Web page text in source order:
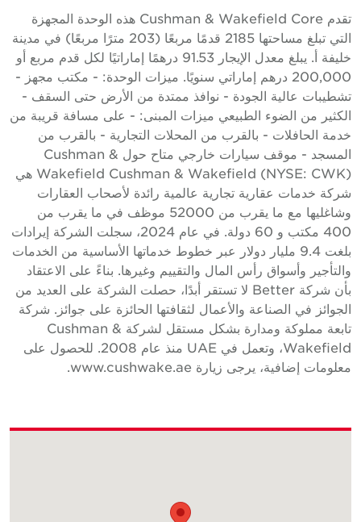
تقدم Cushman & Wakefield Core هذه الوحدة المجهزة
التي تبلغ مساحتها 2185 قدمًا مربعًا (203 مترًا مربعًا) في مدينة
خليفة أ. يبلغ معدل الإيجار 91.53 درهمًا إماراتيًا لكل قدم مربع أو
200,000 درهم إماراتي سنويًا. ميزات الوحدة: - مكتب مجهز -
تشطيبات عالية الجودة - نوافذ ممتدة من الأرض حتى السقف -
الكثير من الضوء الطبيعي ميزات المبنى: - على مسافة قريبة من
خدمة الحافلات - بالقرب من المحلات التجارية - بالقرب من
المسجد - موقف سيارات خارجي متاح حول Cushman &
Wakefield Cushman & Wakefield (NYSE: CWK) هي
شركة خدمات عقارية تجارية عالمية رائدة لأصحاب العقارات
وشاغليها مع ما يقرب من 52000 موظف في ما يقرب من
400 مكتب و 60 دولة. في عام 2024، سجلت الشركة إيرادات
بلغت 9.4 مليار دولار عبر خطوط خدماتها الأساسية من الخدمات
والتأجير وأسواق رأس المال والتقييم وغيرها. بناءً على الاعتقاد
بأن شركة Better لا تستقر أبدًا، حصلت الشركة على العديد من
الجوائز في الصناعة والأعمال لثقافتها الحائزة على جوائز. شركة
تابعة مملوكة ومدارة بشكل مستقل لشركة Cushman &
Wakefield، وتعمل في UAE منذ عام 2008. للحصول على
معلومات إضافية، يرجى زيارة www.cushwake.ae.